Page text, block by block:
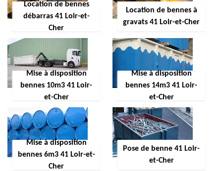
Location de bennes
débarras 41 Loir-et-
Cher
Location de bennes à
gravats 41 Loir-et-Cher
Mise à disposition
bennes 10m3 41 Loir-
et-Cher
Mise à disposition
bennes 14m3 41 Loir-
et-Cher
Mise à disposition
bennes 6m3 41 Loir-et-
Cher
Pose de benne 41 Loir-
et-Cher